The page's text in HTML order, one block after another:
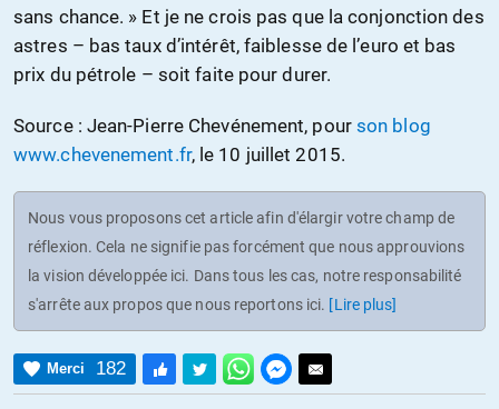
sans chance. » Et je ne crois pas que la conjonction des
astres – bas taux d’intérêt, faiblesse de l’euro et bas
prix du pétrole – soit faite pour durer.
Source : Jean-Pierre Chevénement, pour son blog
www.chevenement.fr, le 10 juillet 2015.
Nous vous proposons cet article afin d'élargir votre champ de
réflexion. Cela ne signifie pas forcément que nous approuvions
la vision développée ici. Dans tous les cas, notre responsabilité
s'arrête aux propos que nous reportons ici. [Lire plus]
Merci 182